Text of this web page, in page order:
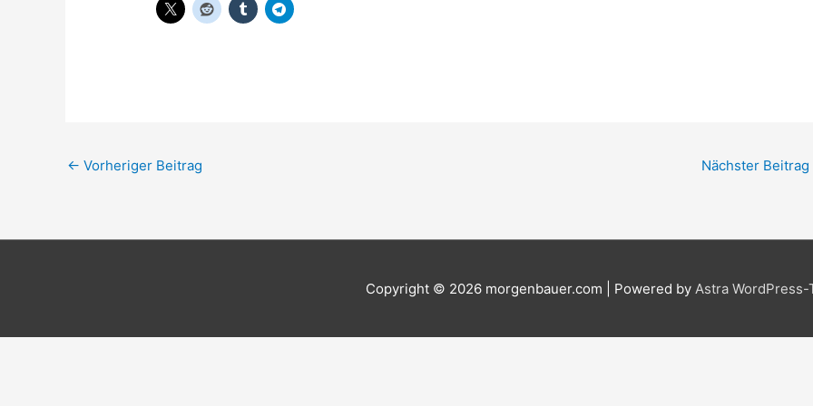
← Vorheriger Beitrag Nächster Beitrag
Copyright © 2026 morgenbauer.com | Powered by Astra WordPress-